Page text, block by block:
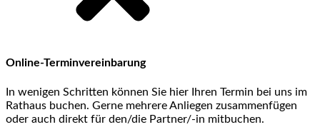
Online-Terminvereinbarung
In wenigen Schritten können Sie hier Ihren Termin bei uns im
Rathaus buchen. Gerne mehrere Anliegen zusammenfügen
oder auch direkt für den/die Partner/-in mitbuchen.